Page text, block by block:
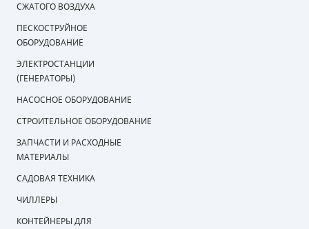
СЖАТОГО ВОЗДУХА
ПЕСКОСТРУЙНОЕ
ОБОРУДОВАНИЕ
ЭЛЕКТРОСТАНЦИИ
(ГЕНЕРАТОРЫ)
НАСОСНОЕ ОБОРУДОВАНИЕ
СТРОИТЕЛЬНОЕ ОБОРУДОВАНИЕ
ЗАПЧАСТИ И РАСХОДНЫЕ
МАТЕРИАЛЫ
САДОВАЯ ТЕХНИКА
ЧИЛЛЕРЫ
КОНТЕЙНЕРЫ ДЛЯ